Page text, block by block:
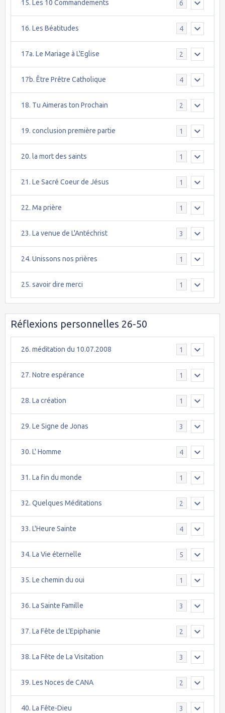
15. Les 10 Commandements 6
16. Les Béatitudes 4
17a. Le Mariage à L'Eglise 2
17b. Être Prêtre Catholique 4
18. Tu Aimeras ton Prochain 2
19. conclusion première partie 1
20. la mort des saints 1
21. Le Sacré Coeur de Jésus 1
22. Ma prière 1
23. La venue de L'Antéchrist 3
24. Unissons nos prières 1
25. savoir dire merci 1
Réflexions personnelles 26-50
26. méditation du 10.07.2008 1
27. Notre espérance 1
28. La création 1
29. Le Signe de Jonas 3
30. L' Homme 4
31. La fin du monde 1
32. Quelques Méditations 2
33. L'Heure Sainte 4
34. La Vie éternelle 5
35. Le chemin du oui 1
36. La Sainte Famille 3
37. La Fête de L'Epiphanie 2
38. La Fête de La Visitation 3
39. Les Noces de CANA 2
40. La Fête-Dieu 3